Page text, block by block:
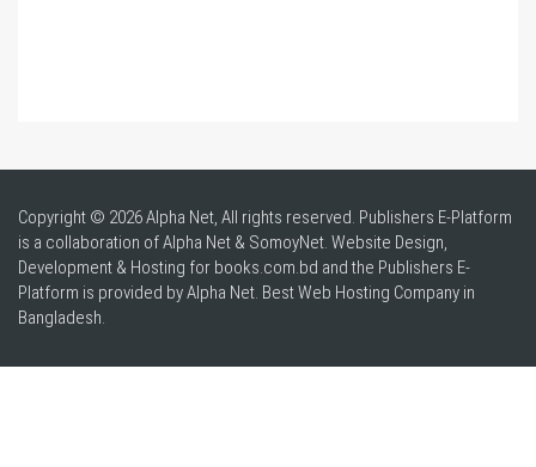
Copyright © 2026 Alpha Net, All rights reserved. Publishers E-Platform
is a collaboration of Alpha Net & SomoyNet. Website Design,
Development & Hosting for books.com.bd and the Publishers E-
Platform is provided by Alpha Net. BestWeb Hosting Company in
Bangladesh.